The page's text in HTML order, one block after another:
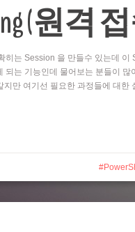
(원격
는 Session 을 만들수 있는데 이
는 기능인데 물어보는 분들이 많
만 여기선 필요한 과정들에 대한